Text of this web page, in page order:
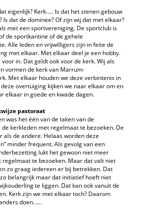
eigenlijk? Kerk….. Is dat het stenen gebouw
Is dat de dominee? Of zijn wij dat met elkaar?
met een sportvereniging. De sportclub is
de sportkantine of de gehele
Alle leden en vrijwilligers zijn in feite de
met elkaar. Met elkaar deel je een hobby.
voor in. Dat geldt ook voor de kerk. Wij als
vormen de kerk van Marrum-
Met elkaar houden we deze verbintenis in
overtuiging kijken we naar elkaar om en
elkaar in goede en kwade dagen.
pastoraat
was het één van de taken van de
kerkleden met regelmaat te bezoeken. De
als de andere. Helaas worden deze
minder frequent. Als gevolg van een
lukt het gewoon niet meer
regelmaat te bezoeken. Maar dat valt niet
zo graag iedereen er bij betrekken. Dat
zo belangrijk maar dat initiatief hoeft niet
te liggen. Dat kan ook vanuit de
Kerk zijn we met elkaar toch? Daarom
doen……